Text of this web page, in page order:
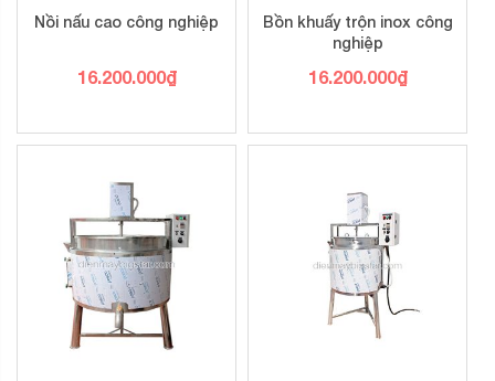
Nồi nấu cao công nghiệp
16.200.000₫
Bồn khuấy trộn inox công
nghiệp
16.200.000₫